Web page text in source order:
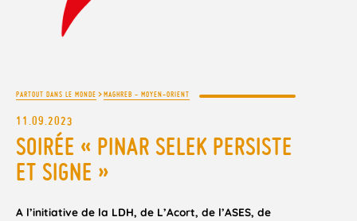
PARTOUT DANS LE MONDE >MAGHREB - MOYEN-ORIENT
11.09.2023
SOIRÉE « PINAR SELEK PERSISTE
ET SIGNE »
A l’initiative de la LDH, de L’Acort, de l’ASES, de